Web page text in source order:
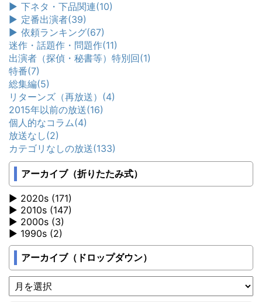
► 下ネタ・下品関連(10)
► 定番出演者(39)
► 依頼ランキング(67)
迷作・話題作・問題作(11)
出演者（探偵・秘書等）特別回(1)
特番(7)
総集編(5)
リターンズ（再放送） (4)
2015年以前の放送(16)
個人的なコラム(4)
放送なし(2)
カテゴリなしの放送(133)
アーカイブ（折りたたみ式）
2020s (171)
2010s (147)
2000s (3)
1990s (2)
アーカイブ（ドロップダウン）